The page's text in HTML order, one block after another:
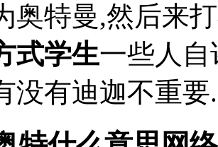
奥特曼,然后来
式学生一些人
没有迪迦不重要